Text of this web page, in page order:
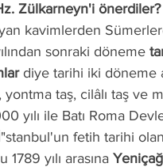
Zülkarneyn'i önerdiler?
sonraki döneme
diye tarihi iki döneme
yılı ile Batı Roma
fetih tarihi olan
yılı arasına Yeniçağ